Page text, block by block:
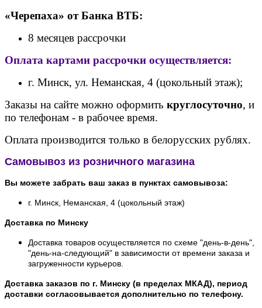
«Черепаха» от Банка ВТБ:
8 месяцев рассрочки
Оплата картами рассрочки осуществляется:
г. Минск, ул. Неманская, 4 (цокольный этаж);
Заказы на сайте можно оформить круглосуточно, и
по телефонам - в рабочее время.
Оплата производится только в белорусских рублях.
Самовывоз из розничного магазина
Вы можете забрать ваш заказ в пунктах самовывоза:
г. Минск, Неманская, 4 (цокольный этаж)
Доставка по Минску
Доставка товаров осуществляется по схеме "день-в-день",
"день-на-следующий" в зависимости от времени заказа и
загруженности курьеров.
Доставка заказов по г. Минску (в пределах МКАД), период
доставки согласовывается дополнительно по телефону.